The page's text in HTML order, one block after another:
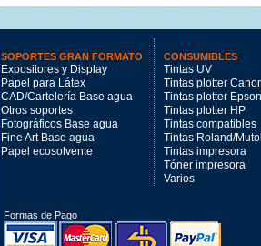
SOPORTES GRAN FORMATO
Expositores y Display
Papel para Látex
CAD/Cartelería Base agua
Otros soportes
Fotográficos Base agua
Fine Art Base agua
Papel ecosolvente
CONSUMIBLES
Tintas UV
Tintas plotter
Tintas plotter Epson
Tintas plotter HP
Tintas compatibles
Tintas Roland/
Tintas impresora
Tóner impresora
Varios
Formas de Pago